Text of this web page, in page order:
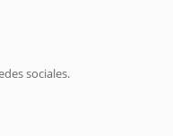
sociales.